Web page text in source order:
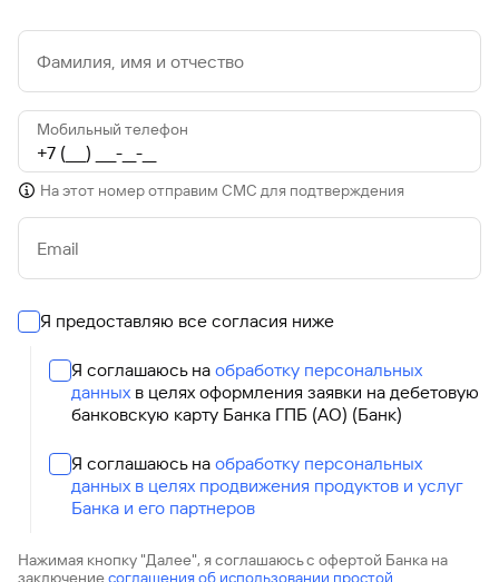
Фамилия, имя и отчество
Мобильный телефон
На этот номер отправим СМС для подтверждения
Email
Я предоставляю все согласия ниже
Я соглашаюсь на обработку персональных
данных в целях оформления заявки на дебетовую
банковскую карту Банка ГПБ (АО) (Банк)
Я соглашаюсь на обработку персональных
данных в целях продвижения продуктов и услуг
Банка и его партнеров
Нажимая кнопку "Далее", я соглашаюсь с офертой Банка на
заключениесоглашения об использовании простой